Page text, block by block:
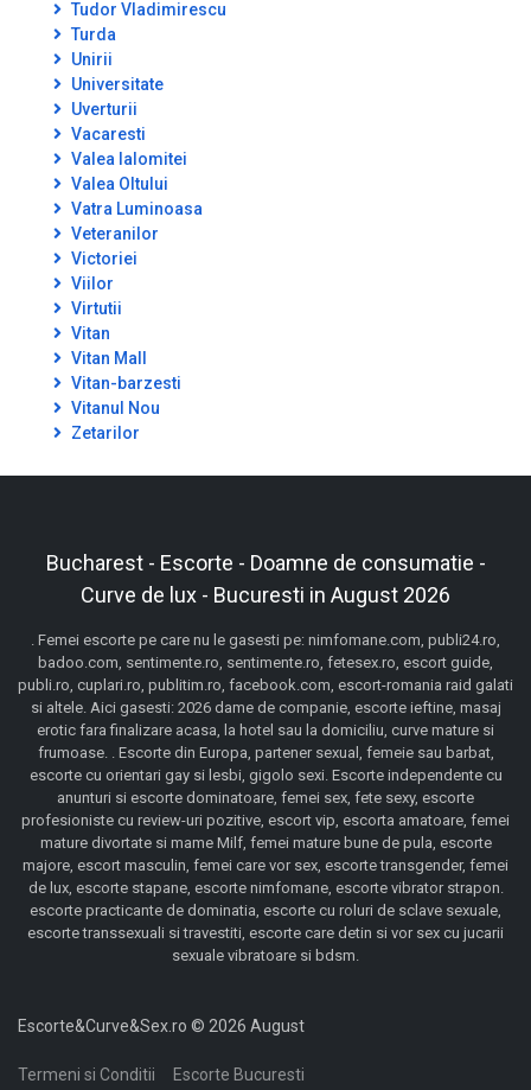
Tudor Vladimirescu
Turda
Unirii
Universitate
Uverturii
Vacaresti
Valea Ialomitei
Valea Oltului
Vatra Luminoasa
Veteranilor
Victoriei
Viilor
Virtutii
Vitan
Vitan Mall
Vitan-barzesti
Vitanul Nou
Zetarilor
Bucharest - Escorte - Doamne de consumatie -
Curve de lux - Bucuresti in August 2026
. Femei escorte pe care nu le gasesti pe: nimfomane.com, publi24.ro,
badoo.com, sentimente.ro, sentimente.ro, fetesex.ro, escort guide,
publi.ro, cuplari.ro, publitim.ro, facebook.com, escort-romania raid galati
si altele. Aici gasesti: 2026 dame de companie, escorte ieftine, masaj
erotic fara finalizare acasa, la hotel sau la domiciliu, curve mature si
frumoase. . Escorte din Europa, partener sexual, femeie sau barbat,
escorte cu orientari gay si lesbi, gigolo sexi. Escorte independente cu
anunturi si escorte dominatoare, femei sex, fete sexy, escorte
profesioniste cu review-uri pozitive, escort vip, escorta amatoare, femei
mature divortate si mame Milf, femei mature bune de pula, escorte
majore, escort masculin, femei care vor sex, escorte transgender, femei
de lux, escorte stapane, escorte nimfomane, escorte vibrator strapon.
escorte practicante de dominatia, escorte cu roluri de sclave sexuale,
escorte transsexuali si travestiti, escorte care detin si vor sex cu jucarii
sexuale vibratoare si bdsm.
Escorte&Curve&Sex.ro © 2026 August
Termeni si Conditii Escorte Bucuresti